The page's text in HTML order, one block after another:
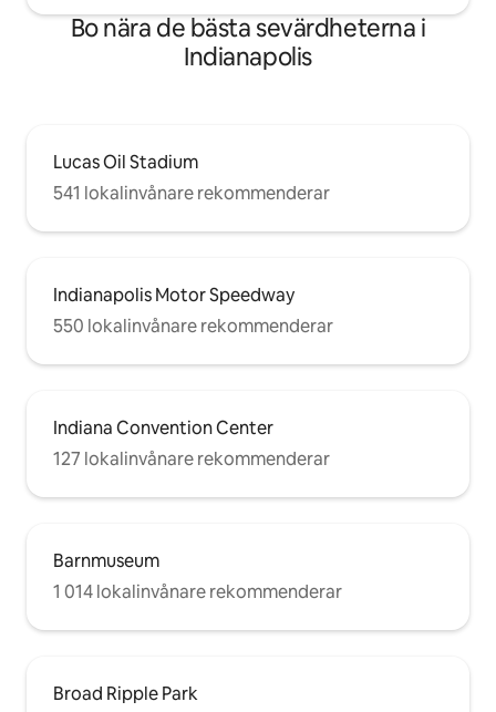
Bo nära de bästa sevärdheterna i
Indianapolis
Lucas Oil Stadium
541 lokalinvånare rekommenderar
Indianapolis Motor Speedway
550 lokalinvånare rekommenderar
Indiana Convention Center
127 lokalinvånare rekommenderar
Barnmuseum
1 014 lokalinvånare rekommenderar
Broad Ripple Park